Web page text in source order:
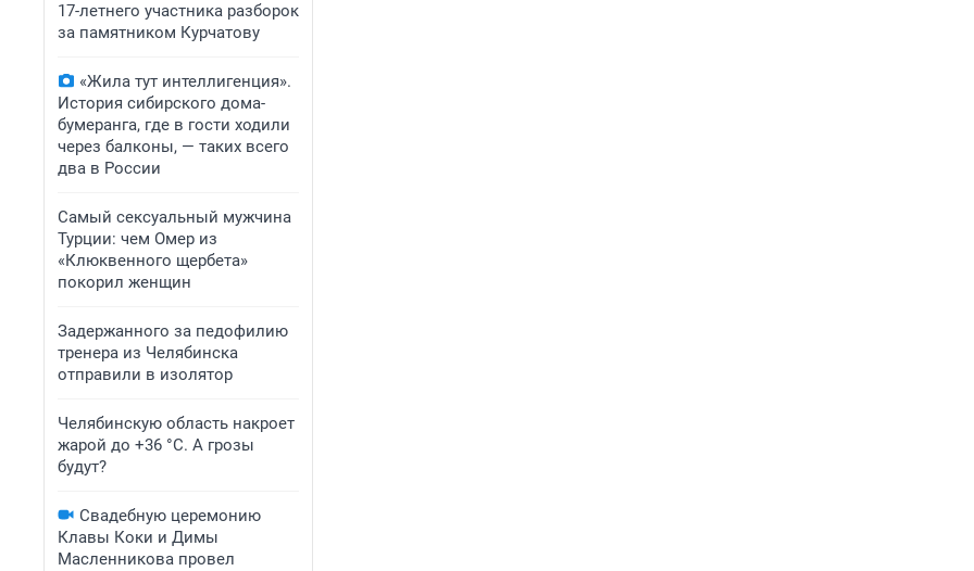
17-летнего участника разборок
за памятником Курчатову
«Жила тут интеллигенция».
История сибирского дома-
бумеранга, где в гости ходили
через балконы, — таких всего
два в России
Самый сексуальный мужчина
Турции: чем Омер из
«Клюквенного щербета»
покорил женщин
Задержанного за педофилию
тренера из Челябинска
отправили в изолятор
Челябинскую область накроет
жарой до +36 °C. А грозы
будут?
Свадебную церемонию
Клавы Коки и Димы
Масленникова провел